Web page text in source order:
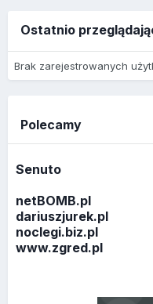
Ostatnio
Brak zarejestrowanych
Polecamy
Senuto
netBOMB.pl
dariuszjurek.pl
noclegi.biz.pl
www.zgred.pl